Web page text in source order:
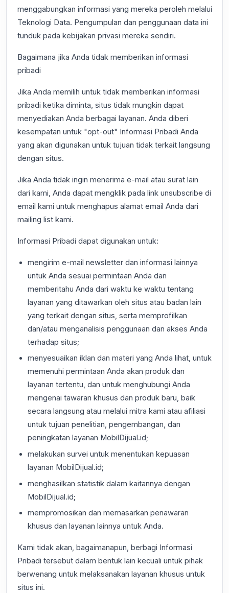
menggabungkan informasi yang mereka peroleh melalui
Teknologi Data. Pengumpulan dan penggunaan data ini
tunduk pada kebijakan privasi mereka sendiri.
Bagaimana jika Anda tidak memberikan informasi
pribadi
Jika Anda memilih untuk tidak memberikan informasi
pribadi ketika diminta, situs tidak mungkin dapat
menyediakan Anda berbagai layanan. Anda diberi
kesempatan untuk "opt-out" Informasi Pribadi Anda
yang akan digunakan untuk tujuan tidak terkait langsung
dengan situs.
Jika Anda tidak ingin menerima e-mail atau surat lain
dari kami, Anda dapat mengklik pada link unsubscribe di
email kami untuk menghapus alamat email Anda dari
mailing list kami.
Informasi Pribadi dapat digunakan untuk:
mengirim e-mail newsletter dan informasi lainnya
untuk Anda sesuai permintaan Anda dan
memberitahu Anda dari waktu ke waktu tentang
layanan yang ditawarkan oleh situs atau badan lain
yang terkait dengan situs, serta memprofilkan
dan/atau menganalisis penggunaan dan akses Anda
terhadap situs;
menyesuaikan iklan dan materi yang Anda lihat, untuk
memenuhi permintaan Anda akan produk dan
layanan tertentu, dan untuk menghubungi Anda
mengenai tawaran khusus dan produk baru, baik
secara langsung atau melalui mitra kami atau afiliasi
untuk tujuan penelitian, pengembangan, dan
peningkatan layanan MobilDijual.id;
melakukan survei untuk menentukan kepuasan
layanan MobilDijual.id;
menghasilkan statistik dalam kaitannya dengan
MobilDijual.id;
mempromosikan dan memasarkan penawaran
khusus dan layanan lainnya untuk Anda.
Kami tidak akan, bagaimanapun, berbagi Informasi
Pribadi tersebut dalam bentuk lain kecuali untuk pihak
berwenang untuk melaksanakan layanan khusus untuk
situs ini.